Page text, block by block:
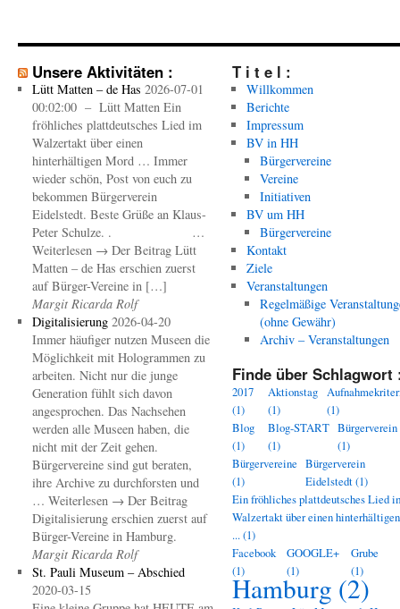
Unsere Aktivitäten :
Lütt Matten – de Has 2026-07-01
00:02:00 – Lütt Matten Ein
fröhliches plattdeutsches Lied im
Walzertakt über einen
hinterhältigen Mord … Immer
wieder schön, Post von euch zu
bekommen Bürgerverein
Eidelstedt. Beste Grüße an Klaus-
Peter Schulze. . …
Weiterlesen → Der Beitrag Lütt
Matten – de Has erschien zuerst
auf Bürger-Vereine in […]
Margit Ricarda Rolf
Digitalisierung 2026-04-20
Immer häufiger nutzen Museen die
Möglichkeit mit Hologrammen zu
arbeiten. Nicht nur die junge
Generation fühlt sich davon
angesprochen. Das Nachsehen
werden alle Museen haben, die
nicht mit der Zeit gehen.
Bürgervereine sind gut beraten,
ihre Archive zu durchforsten und
… Weiterlesen → Der Beitrag
Digitalisierung erschien zuerst auf
Bürger-Vereine in Hamburg.
Margit Ricarda Rolf
St. Pauli Museum – Abschied
2020-03-15
T i t e l :
Willkommen
Berichte
Impressum
BV in HH
Bürgervereine
Vereine
Initiativen
BV um HH
Bürgervereine
Kontakt
Ziele
Veranstaltungen
Regelmäßige
(ohne Gewähr)
Archiv – Veranstaltungen
Finde über Schlagwort
2017
(1)
Aktionstag
(1)
(1)
Blog
(1)
Blog-START
(1)
Bürgerverein
(1)
Bürgervereine
(1)
Bürgerverein
Eidelstedt(1)
Ein fröhliches plattdeutsches Lied
Walzertakt über einen
...(1)
Facebook
(1)
GOOGLE+
(1)
Grube
(1)
Hamburg (2)